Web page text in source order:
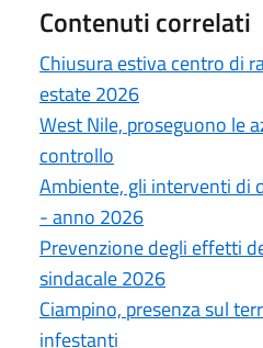
Contenuti correlati
Chiusura estiva centro di
estate 2026
West Nile, proseguono le
controllo
Ambiente, gli interventi di
- anno 2026
Prevenzione degli effetti
sindacale 2026
Ciampino, presenza sul
infestanti